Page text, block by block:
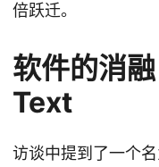
倍跃迁。
软件的消
Text
访谈中提到了一个